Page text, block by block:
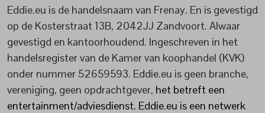
Eddie.eu is de handelsnaam van Frenay. En is gevestigd
op de Kosterstraat 13B, 2042JJ Zandvoort. Alwaar
gevestigd en kantoorhoudend. Ingeschreven in het
handelsregister van de Kamer van koophandel (KVK)
onder nummer 52659593. Eddie.eu is geen branche,
vereniging, geen opdrachtgever, het betreft een
entertainment/adviesdienst. Eddie.eu is een netwerk